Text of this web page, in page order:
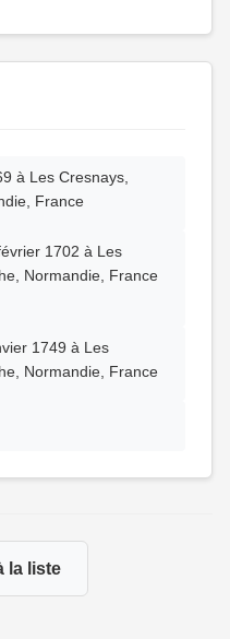
à Les Cresnays,
France
1702 à Les
Normandie, France
1749 à Les
Normandie, France
la liste